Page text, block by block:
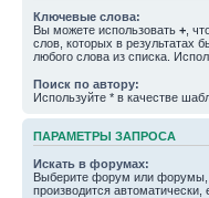
Ключевые слова:
Вы можете использовать + ,
слов, которых в результатах
любого слова из списка.
Поиск по автору:
Используйте * в качестве
ПАРАМЕТРЫ ЗАПРОСА
Искать в форумах:
Выберите форум или форумы,
производится